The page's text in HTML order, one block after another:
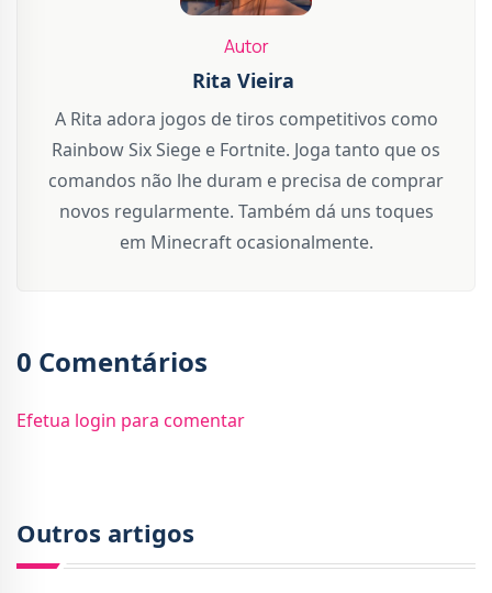
Autor
Rita Vieira
A Rita adora jogos de tiros competitivos como
Rainbow Six Siege e Fortnite. Joga tanto que os
comandos não lhe duram e precisa de comprar
novos regularmente. Também dá uns toques
em Minecraft ocasionalmente.
0 Comentários
Efetua login para comentar
Outros artigos